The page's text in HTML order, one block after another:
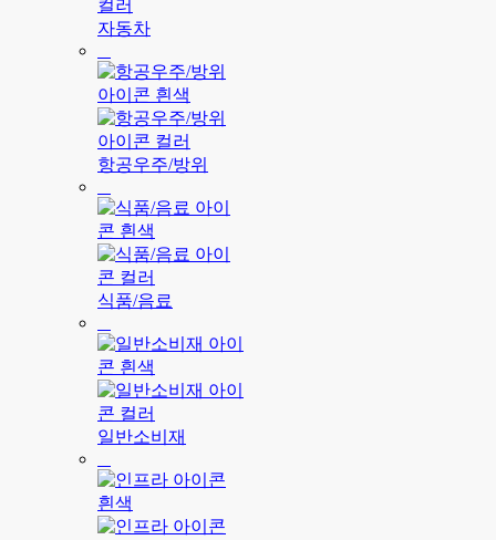
자동차
항공우주/방위
식품/음료
일반소비재